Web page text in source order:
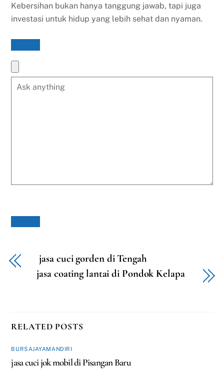
Kebersihan bukan hanya tanggung jawab, tapi juga
investasi untuk hidup yang lebih sehat dan nyaman.
jasa cuci gorden di Tengah
jasa coating lantai di Pondok Kelapa
RELATED POSTS
BURSAJAYAMANDIRI
jasa cuci jok mobil di Pisangan Baru